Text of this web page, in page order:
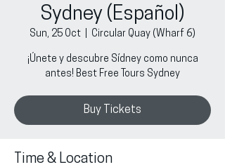
Sydney (Español)
Sun, 25 Oct Circular Quay (Wharf 6)
¡Únete y descubre Sídney como nunca
antes! Best Free Tours Sydney
Buy Tickets
Time & Location